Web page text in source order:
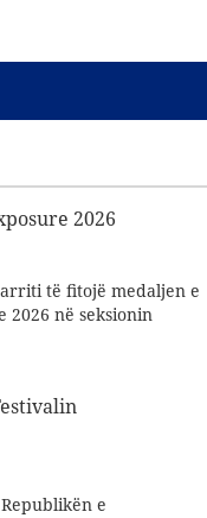
2026
të fitojë medaljen e
në seksionin
e